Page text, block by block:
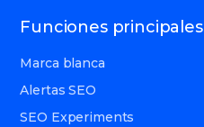
Funciones principales
Marca blanca
Alertas SEO
SEO Experiments